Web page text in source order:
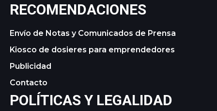
RECOMENDACIONES
Envío de Notas y Comunicados de Prensa
Kiosco de dosieres para emprendedores
Publicidad
Contacto
POLÍTICAS Y LEGALIDAD